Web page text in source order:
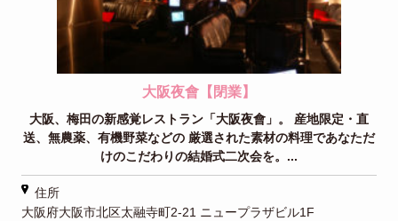
大阪夜會【閉業】
大阪、梅田の新感覚レストラン「大阪夜會」。 産地限定・直
送、無農薬、有機野菜などの 厳選された素材の料理であなただ
けのこだわりの結婚式二次会を。...
住所
大阪府大阪市北区太融寺町2-21 ニュープラザビル1F